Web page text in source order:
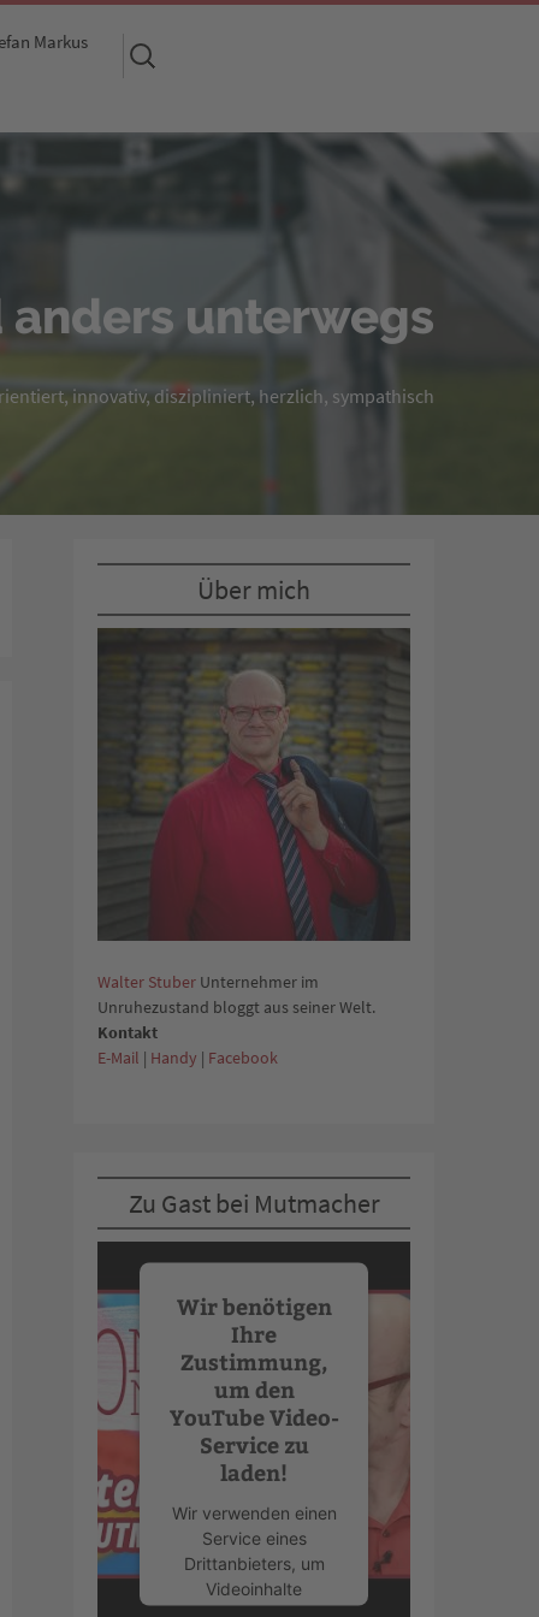
Markus
Suchen
nach:
anders unterwegs
innovativ, diszipliniert, herzlich, sympathisch
Über mich
Walter Stuber Unternehmer im
Unruhezustand bloggt aus seiner Welt.
Kontakt
E-Mail | Handy | Facebook
Zu Gast bei Mutmacher
Wir benötigen
Ihre
Zustimmung,
um den
YouTube Video-
Service zu
laden!
Wir verwenden einen
Service eines
Drittanbieters, um
Videoinhalte